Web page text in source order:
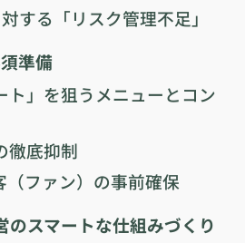
する「リスク管理不足」
準備
」を狙うメニューとコン
徹底抑制
ファン）の事前確保
スマートな仕組みづくり